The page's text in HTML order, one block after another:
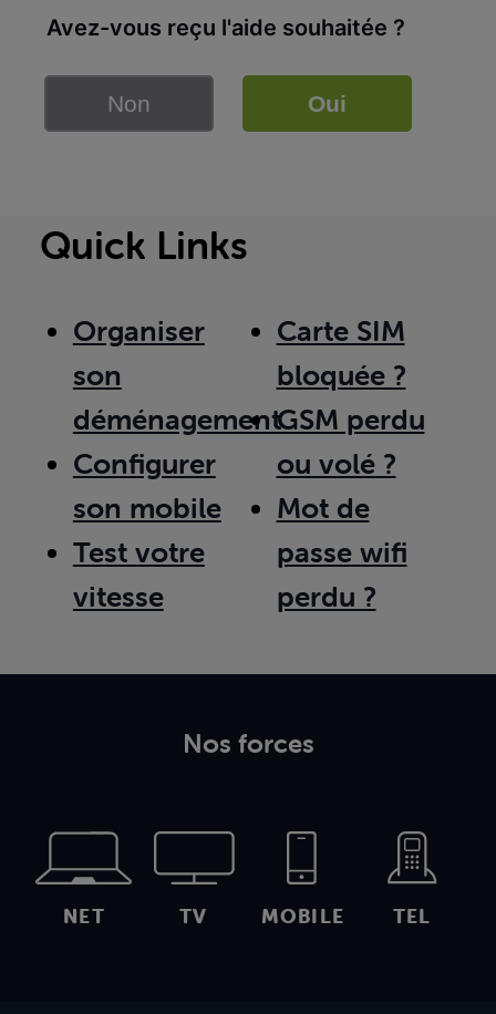
Avez-vous reçu l'aide souhaitée ?
Non Oui
Quick Links
Organiser
son
déménagement
Configurer
son mobile
Test votre
vitesse
Carte SIM
bloquée ?
GSM perdu
ou volé ?
Mot de
passe wifi
perdu ?
Nos forces
NET TV MOBILE TEL